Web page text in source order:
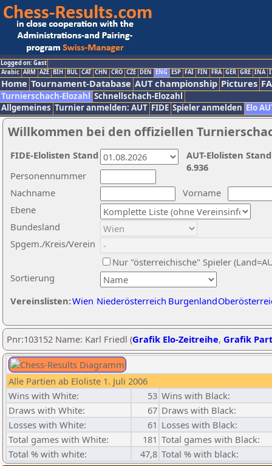
Logged on: Gast
Arabic ARM AZE BIH BUL CAT CHN CRO CZE DEN ENG ESP FAI FIN FRA GER GRE INA
Home Tournament-Database AUT championship Pictures
Turnierschach-Elozahl Schnellschach-Elozahl
Allgemeines Turnier anmelden: AUT FIDE Spieler anmelden Elo
Willkommen bei den offiziellen
Nachname
Vorname
Ebene
Sortierung
Personennummer
Bundesland
Spgem./Kreis/Verein
Nur "österreichische" Spieler
Vereinslisten:Wien Niederösterreich Burgenland
AUT-Elolisten
6.936
FIDE-Elolisten Stand
Pnr:103152 Name: Karl Friedl (Grafik Elo-Zeitreihe, Grafik
Alle Partien ab Eloliste 1. Juli 2006
Wins with White:
53 Wins with Black:
Draws with White:
67 Draws with Black:
Losses with White:
61 Losses with Black:
Total games with White:
181 Total games with Black:
Total % with white:
47,8 Total % with black: